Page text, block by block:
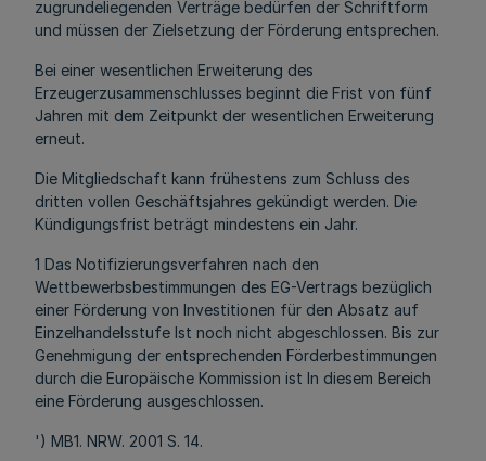
zugrundeliegenden Verträge bedürfen der Schriftform
und müssen der Zielsetzung der Förderung entsprechen.
Bei einer wesentlichen Erweiterung des
Erzeugerzusammenschlusses beginnt die Frist von fünf
Jahren mit dem Zeitpunkt der wesentlichen Erweiterung
erneut.
Die Mitgliedschaft kann frühestens zum Schluss des
dritten vollen Geschäftsjahres gekündigt werden. Die
Kündigungsfrist beträgt mindestens ein Jahr.
1 Das Notifizierungsverfahren nach den
Wettbewerbsbestimmungen des EG-Vertrags bezüglich
einer Förderung von Investitionen für den Absatz auf
Einzelhandelsstufe Ist noch nicht abgeschlossen. Bis zur
Genehmigung der entsprechenden Förderbestimmungen
durch die Europäische Kommission ist In diesem Bereich
eine Förderung ausgeschlossen.
') MB1. NRW. 2001 S. 14.